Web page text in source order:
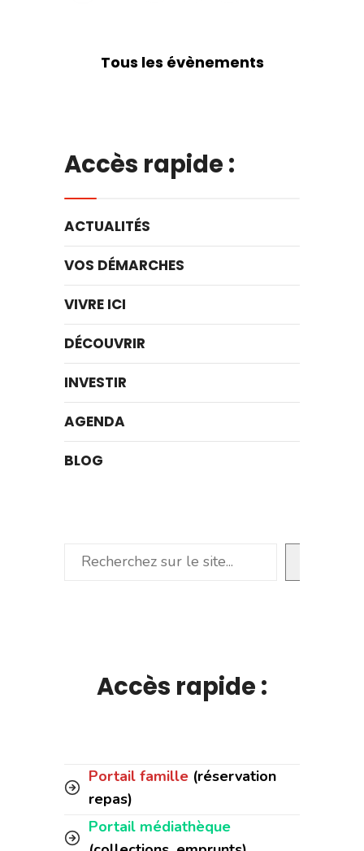
Tous les évènements
Accès rapide :
ACTUALITÉS
VOS DÉMARCHES
VIVRE ICI
DÉCOUVRIR
INVESTIR
AGENDA
BLOG
Rechercher
Accès rapide :
Portail famille (réservation
repas)
Portail médiathèque